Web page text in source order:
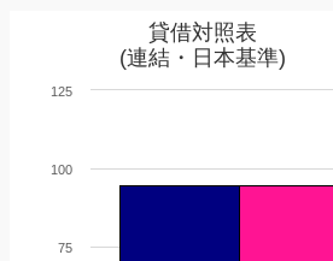
貸借対照表
(連結・日本基準)
75
100
125